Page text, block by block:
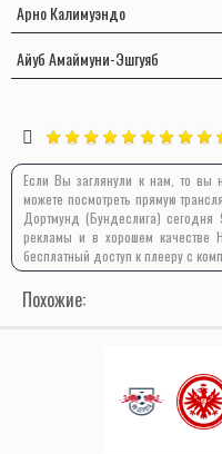
Арно Калимуэндо
Айуб Амаймуни-Эшгуяб
Если Вы заглянули к нам, то вы
можете посмотреть прямую
Дортмунд (Бундеслига)
рекламы и в хорошем качестве
бесплатный доступ к плееру с
Похожие: